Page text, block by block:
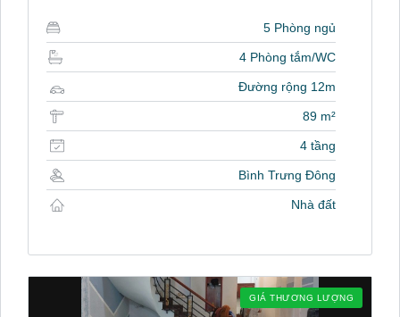
5 Phòng ngủ
4 Phòng tắm/WC
Đường rộng 12m
89 m²
4 tầng
Bình Trưng Đông
Nhà đất
GIÁ THƯƠNG LƯỢNG